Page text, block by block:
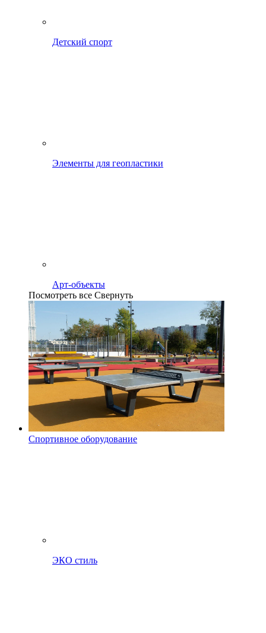
Детский спорт
Элементы для геопластики
Арт-объекты
Посмотреть все Свернуть
Спортивное оборудование
ЭКО стиль